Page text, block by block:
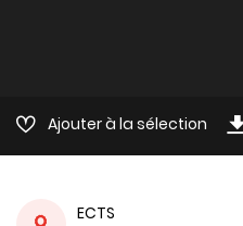
Ajouter à la sélection
ECTS